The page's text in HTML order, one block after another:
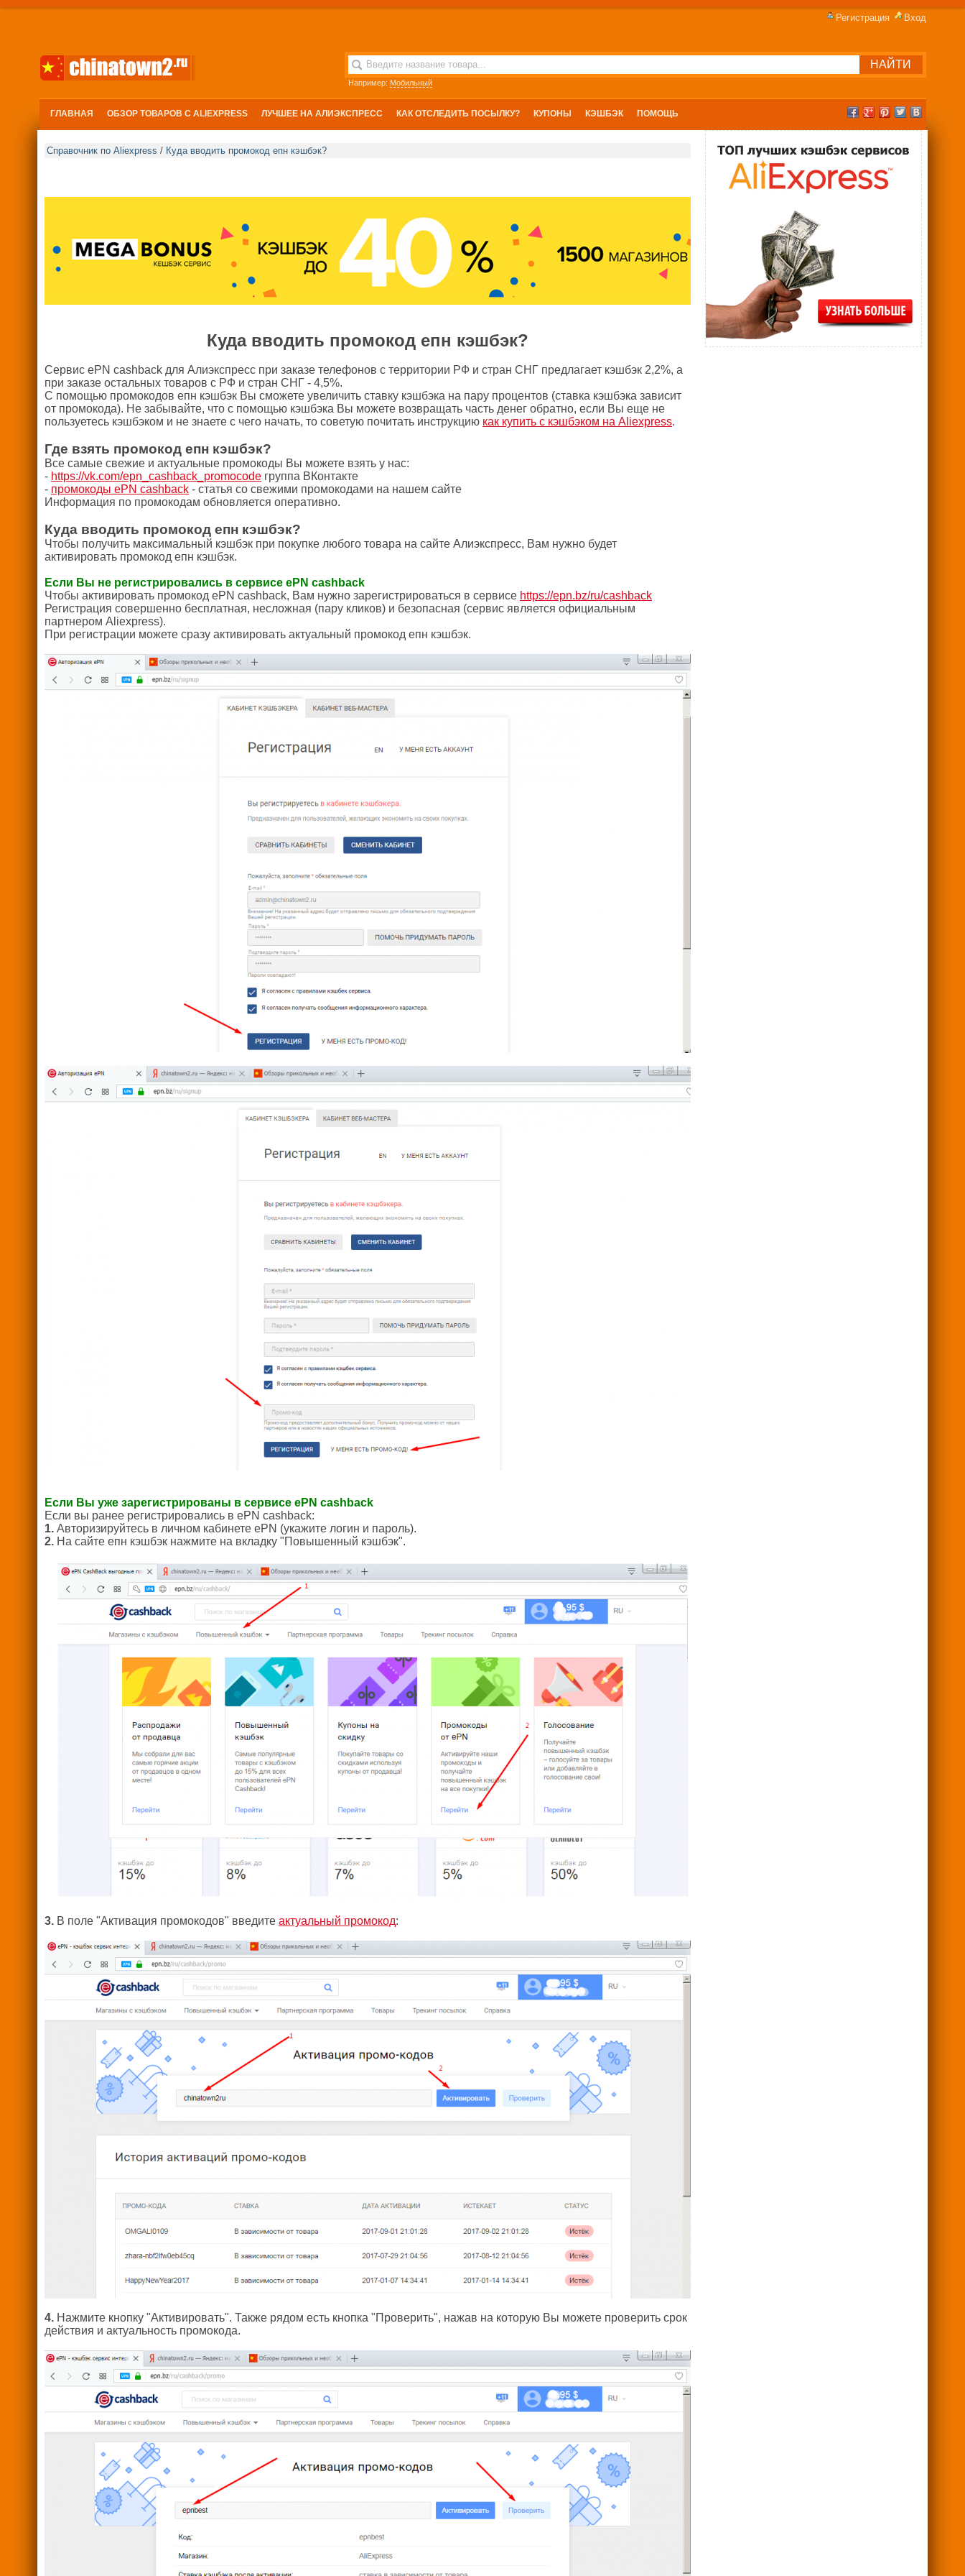
Регистрация Вход
Например: Мобильный
ГЛАВНАЯ ОБЗОР ТОВАРОВ С ALIEXPRESS ЛУЧШЕЕ НА АЛИЭКСПРЕСС КАК ОТСЛЕДИТЬ ПОСЫЛКУ? КУПОНЫ КЭШБЭК ПОМОЩЬ
Справочник по Aliexpress / Куда вводить промокод епн кэшбэк?
Куда вводить промокод епн кэшбэк?
Сервис ePN cashback для Алиэкспресс при заказе телефонов с территории РФ и стран СНГ предлагает кэшбэк 2,2%, а
при заказе остальных товаров с РФ и стран СНГ - 4,5%.
С помощью промокодов епн кэшбэк Вы сможете увеличить ставку кэшбэка на пару процентов (ставка кэшбэка зависит
от промокода). Не забывайте, что с помощью кэшбэка Вы можете возвращать часть денег обратно, если Вы еще не
пользуетесь кэшбэком и не знаете с чего начать, то советую почитать инструкцию как купить с кэшбэком на Aliexpress.
Где взять промокод епн кэшбэк?
Все самые свежие и актуальные промокоды Вы можете взять у нас:
- https://vk.com/epn_cashback_promocode группа ВКонтакте
- промокоды ePN cashback - статья со свежими промокодами на нашем сайте
Информация по промокодам обновляется оперативно.
Куда вводить промокод епн кэшбэк?
Чтобы получить максимальный кэшбэк при покупке любого товара на сайте Алиэкспресс, Вам нужно будет
активировать промокод епн кэшбэк.
Если Вы не регистрировались в сервисе ePN cashback
Чтобы активировать промокод ePN cashback, Вам нужно зарегистрироваться в сервисе https://epn.bz/ru/cashback
Регистрация совершенно бесплатная, несложная (пару кликов) и безопасная (сервиc является официальным
партнером Aliexpress).
При регистрации можете сразу активировать актуальный промокод епн кэшбэк.
Если Вы уже зарегистрированы в сервисе ePN cashback
Если вы ранее регистрировались в ePN cashback:
1. Авторизируйтесь в личном кабинете ePN (укажите логин и пароль).
2. На сайте епн кэшбэк нажмите на вкладку "Повышенный кэшбэк".
3. В поле "Активация промокодов" введите актуальный промокод:
4. Нажмите кнопку "Активировать". Также рядом есть кнопка "Проверить", нажав на которую Вы можете проверить срок
действия и актуальность промокода.